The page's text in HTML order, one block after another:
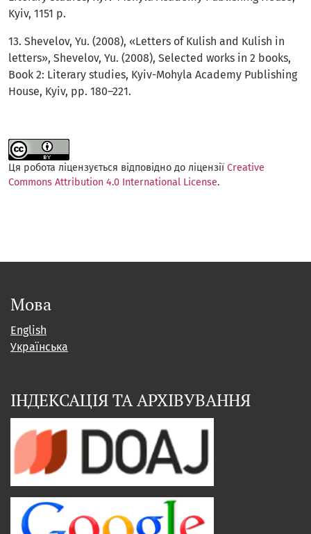
Kyiv, 1151 p.
13. Shevelov, Yu. (2008), «Letters of Kulish and Kulish in
letters», Shevelov, Yu. (2008), Selected works in 2 books,
Book 2: Literary studies, Kyiv-Mohyla Academy Publishing
House, Kyiv, pp. 180–221.
Ця робота ліцензується відповідно до ліцензіїCreative
Commons Attribution 4.0 International License.
Мова
English
Українська
ІНДЕКСАЦІЯ ТА АРХІВУВАННЯ